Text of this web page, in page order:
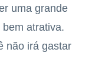
uma grande
atrativa.
não irá gastar